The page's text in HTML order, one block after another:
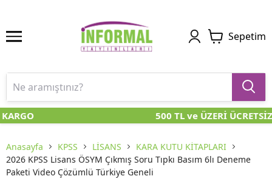
Sepetim
500 TL ve ÜZERİ ÜCRETSİZ
Anasayfa KPSS LİSANS
KARA KUTU KİTAPLARI
2026 KPSS Lisans ÖSYM Çıkmış Soru Tıpkı Basım 6lı Deneme
Paketi Video Çözümlü Türkiye Geneli